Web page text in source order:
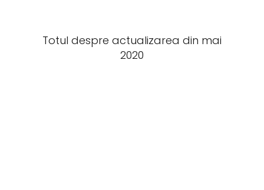
Totul despre actualizarea din mai
2020